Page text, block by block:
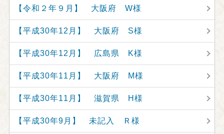
【令和２年９月】 大阪府 W様
【平成30年12月】 大阪府 S様
【平成30年12月】 広島県 K様
【平成30年11月】 大阪府 M様
【平成30年11月】 滋賀県 H様
【平成30年9月】 未記入 Ｒ様